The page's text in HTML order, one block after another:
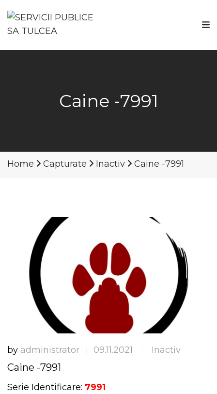
Caine -7991
Home Capturate Inactiv Caine -7991
by administrator 09.11.2021 Inactiv
Caine -7991
Serie Identificare: 7991